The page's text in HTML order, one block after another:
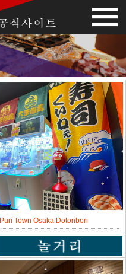
Puri Town Osaka Dotonbori
최신 프린트 씰링 기계와 인기 캡슐 장
난감 외에도 ...